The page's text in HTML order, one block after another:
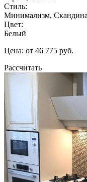
Стиль:
Минимализм,
Цвет:
Белый
Цена: от 46 775 руб.
Рассчитать